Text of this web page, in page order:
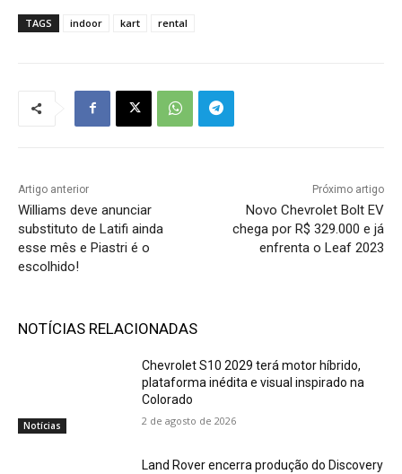
TAGS indoor kart rental
Artigo anterior
Williams deve anunciar
substituto de Latifi ainda
esse mês e Piastri é o
escolhido!
Próximo artigo
Novo Chevrolet Bolt EV
chega por R$ 329.000 e já
enfrenta o Leaf 2023
NOTÍCIAS RELACIONADAS
Notícias
Chevrolet S10 2029 terá motor híbrido,
plataforma inédita e visual inspirado na
Colorado
2 de agosto de 2026
Land Rover encerra produção do Discovery